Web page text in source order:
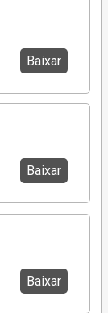
Baixar
Baixar
Baixar